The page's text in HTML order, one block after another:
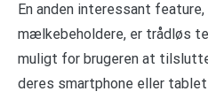
En anden interessant
mælkebeholdere, er trådløs
muligt for brugeren at
deres smartphone eller